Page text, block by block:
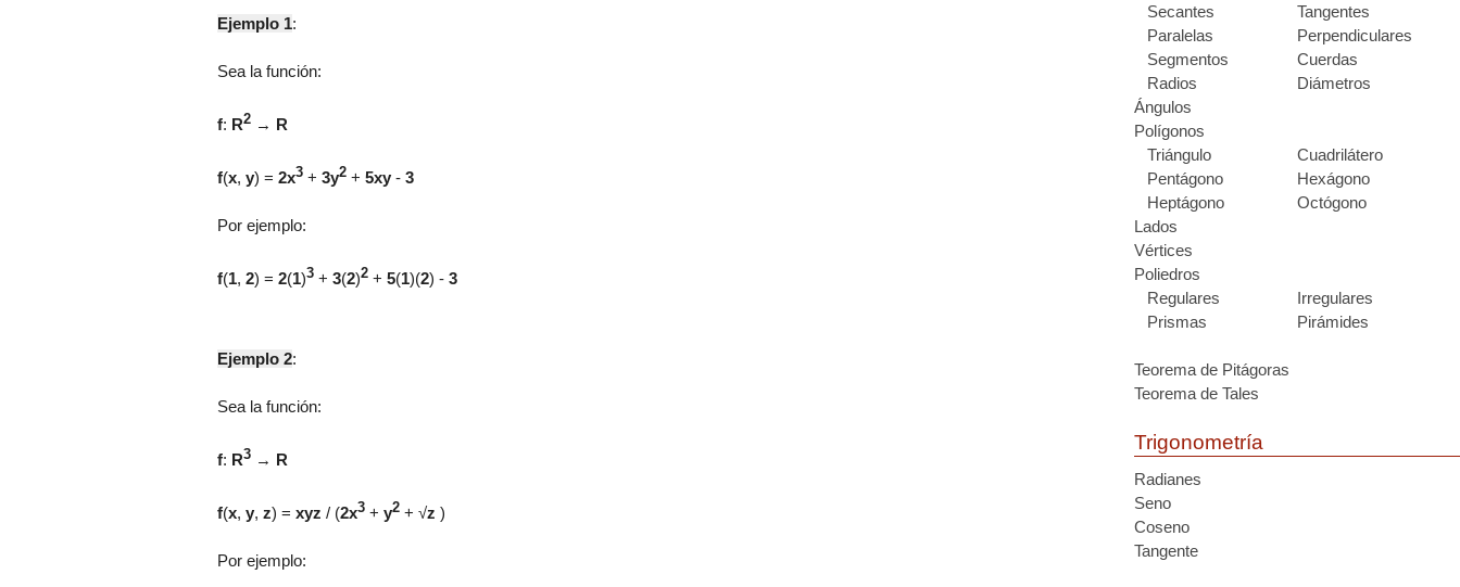
Ejemplo 1:
Sea la función:
f: R2 → R
f(x, y) = 2x3 + 3y2 + 5xy - 3
Por ejemplo:
f(1, 2) = 2(1)3 + 3(2)2 + 5(1)(2) - 3
Ejemplo 2:
Sea la función:
f: R3 → R
f(x, y, z) = xyz / (2x3 + y2 + √z )
Por ejemplo:
Secantes
Tangentes
Paralelas
Perpendiculares
Segmentos
Cuerdas
Radios
Diámetros
Ángulos
Polígonos
Triángulo
Cuadrilátero
Pentágono
Hexágono
Heptágono
Octógono
Lados
Vértices
Poliedros
Regulares
Irregulares
Prismas
Pirámides
Teorema de Pitágoras
Teorema de Tales
Trigonometría
Radianes
Seno
Coseno
Tangente